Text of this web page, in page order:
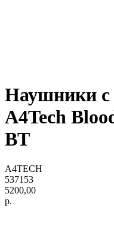
Наушники
A4Tech
BT
A4TECH
537153
5200,00
р.